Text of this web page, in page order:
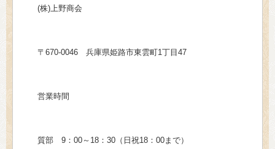
(株)上野商会
〒670-0046 兵庫県姫路市東雲町1丁目47
営業時間
質部 9：00～18：30（日祝18：00まで）